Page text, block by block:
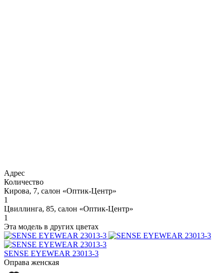
Адрес
Количество
Кирова, 7, салон «Оптик-Центр»
1
Цвиллинга, 85, салон «Оптик-Центр»
1
Эта модель в других цветах
SENSE EYEWEAR 23013-3
Оправа женская